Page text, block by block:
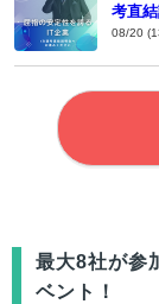
考直
08/20
最大8社が参
ベント！